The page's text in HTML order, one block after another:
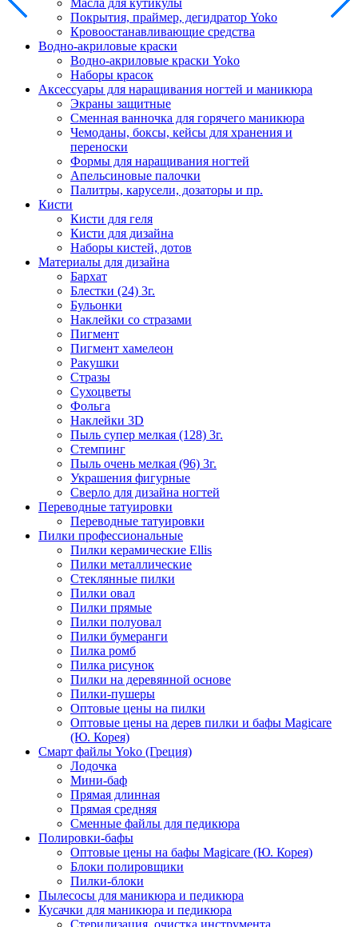
Масла для кутикулы
Покрытия, праймер, дегидратор Yoko
Кровоостанавливающие средства
Водно-акриловые краски
Водно-акриловые краски Yoko
Наборы красок
Аксессуары для наращивания ногтей и маникюра
Экраны защитные
Сменная ванночка для горячего маникюра
Чемоданы, боксы, кейсы для хранения и
переноски
Формы для наращивания ногтей
Апельсиновые палочки
Палитры, карусели, дозаторы и пр.
Кисти
Кисти для геля
Кисти для дизайна
Наборы кистей, дотов
Материалы для дизайна
Бархат
Блестки (24) 3г.
Бульонки
Наклейки со стразами
Пигмент
Пигмент хамелеон
Ракушки
Стразы
Сухоцветы
Фольга
Наклейки 3D
Пыль супер мелкая (128) 3г.
Стемпинг
Пыль очень мелкая (96) 3г.
Украшения фигурные
Сверло для дизайна ногтей
Переводные татуировки
Переводные татуировки
Пилки профессиональные
Пилки керамические Ellis
Пилки металлические
Стеклянные пилки
Пилки овал
Пилки прямые
Пилки полуовал
Пилки бумеранги
Пилка ромб
Пилка рисунок
Пилки на деревянной основе
Пилки-пушеры
Оптовые цены на пилки
Оптовые цены на дерев пилки и бафы Magicare
(Ю. Корея)
Смарт файлы Yoko (Греция)
Лодочка
Мини-баф
Прямая длинная
Прямая средняя
Сменные файлы для педикюра
Полировки-бафы
Оптовые цены на бафы Magicare (Ю. Корея)
Блоки полировщики
Пилки-блоки
Пылесосы для маникюра и педикюра
Кусачки для маникюра и педикюра
Стерилизация, очистка инструмента